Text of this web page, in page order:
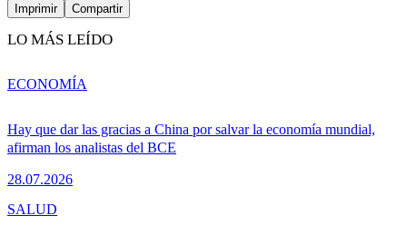
Imprimir Compartir
LO MÁS LEÍDO
Hay que dar las gracias a China por salvar la economía mundial,
afirman los analistas del BCE
28.07.2026
ECONOMÍA
SALUD